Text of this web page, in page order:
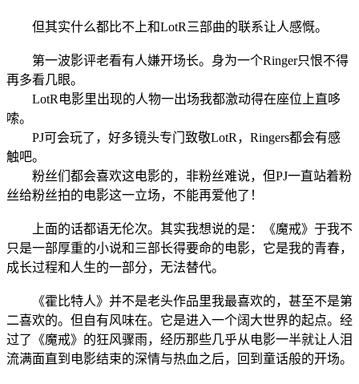
但其实什么都比不上和LotR三部曲的联系让人感慨。
第一波影评老看有人嫌开场长。身为一个Ringer只恨不得
再多看几眼。
LotR电影里出现的人物一出场我都激动得在座位上直哆
嗦。
PJ可会玩了，好多镜头专门致敬LotR，Ringers都会有感
触吧。
粉丝们都会喜欢这电影的，非粉丝难说，但PJ一直站着粉
丝给粉丝拍的电影这一立场，不能再爱他了！
上面的话都语无伦次。其实我想说的是：《魔戒》于我不
只是一部厚重的小说和三部长得要命的电影，它是我的青春，
成长过程和人生的一部分，无法替代。
《霍比特人》并不是老头作品里我最喜欢的，甚至不是第
二喜欢的。但自有风味在。它是进入一个阔大世界的起点。经
过了《魔戒》的狂风骤雨，经历那些几乎从电影一半就让人泪
流满面直到电影结束的深情与热血之后，回到童话般的开场。